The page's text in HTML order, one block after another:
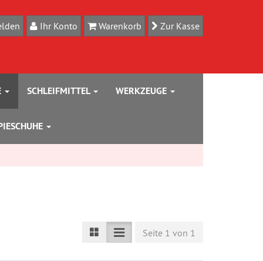
Zur Kasse
Warenkorb
Ihr Konto
SCHLEIFMITTEL WERKZEUGE
Seite 1 von 1